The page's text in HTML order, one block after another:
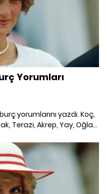
Yorumları
yorumlarını yazdı. Koç,
Terazi, Akrep, Yay, Oğlak,
burç, burç uyumu,
haberleri burçların dikkat
edilenler...